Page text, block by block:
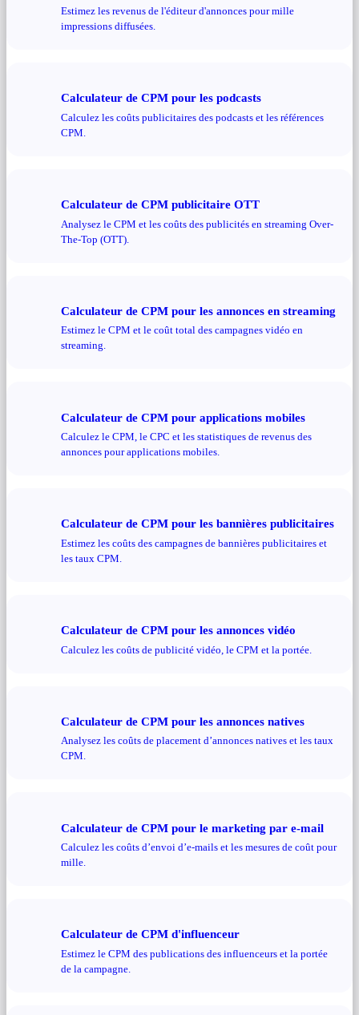
Estimez les revenus de l'éditeur d'annonces pour mille
impressions diffusées.
Calculateur de CPM pour les podcasts
Calculez les coûts publicitaires des podcasts et les références
CPM.
Calculateur de CPM publicitaire OTT
Analysez le CPM et les coûts des publicités en streaming Over-
The-Top (OTT).
Calculateur de CPM pour les annonces en streaming
Estimez le CPM et le coût total des campagnes vidéo en
streaming.
Calculateur de CPM pour applications mobiles
Calculez le CPM, le CPC et les statistiques de revenus des
annonces pour applications mobiles.
Calculateur de CPM pour les bannières publicitaires
Estimez les coûts des campagnes de bannières publicitaires et
les taux CPM.
Calculateur de CPM pour les annonces vidéo
Calculez les coûts de publicité vidéo, le CPM et la portée.
Calculateur de CPM pour les annonces natives
Analysez les coûts de placement d’annonces natives et les taux
CPM.
Calculateur de CPM pour le marketing par e-mail
Calculez les coûts d’envoi d’e-mails et les mesures de coût pour
mille.
Calculateur de CPM d'influenceur
Estimez le CPM des publications des influenceurs et la portée
de la campagne.